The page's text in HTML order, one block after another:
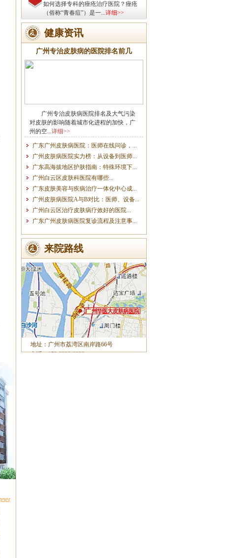
如何选择专科的痤疮治疗医院？痤疮
（俗称“青春痘”）是一...详细>>
健康资讯
广州专治皮肤病的医院排名前几
广州专治皮肤病医院排名及大气污染
对皮肤的影响随着城市化进程的加快，广
州的空...详细>>
广东广州皮肤病医院：医师在线问诊，...
广州皮肤病医院实力榜：从设备到医师...
广东高海拔地区护肤指南：特殊环境下...
广州白云区皮肤科医院有哪些...
广东皮肤美容与疾病治疗一体化中心成...
广州皮肤病医院A与B对比：医师、设备...
广州白云区治疗皮肤病疗效好的医院...
广东广州皮肤病医院复诊流程及注意事...
来院路线
地址：广州市荔湾区南岸路66号
电话：153-2233-8929